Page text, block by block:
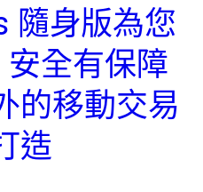
隨身版為您
全有保障
的移動交易
造